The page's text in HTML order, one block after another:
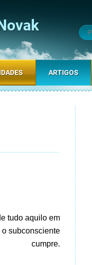
tudo aquilo em
o subconsciente
cumpre.
ARTIGOS